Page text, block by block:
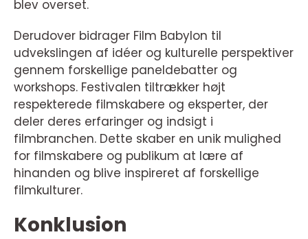
blev overset.
Derudover bidrager Film Babylon til
udvekslingen af idéer og kulturelle perspektiver
gennem forskellige paneldebatter og
workshops. Festivalen tiltrækker højt
respekterede filmskabere og eksperter, der
deler deres erfaringer og indsigt i
filmbranchen. Dette skaber en unik mulighed
for filmskabere og publikum at lære af
hinanden og blive inspireret af forskellige
filmkulturer.
Konklusion